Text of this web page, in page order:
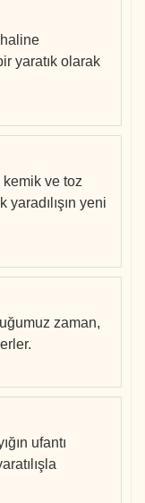
haline
yaratık olarak
ve toz
yeni
zaman,
ufantı